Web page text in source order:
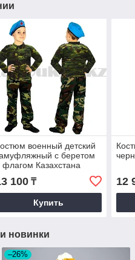
военный детский
с беретом
флагом Казахстана
100₸
Купить
12
новинки
–26%